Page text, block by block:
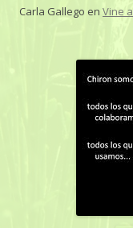
Carla Gallego en Vine a